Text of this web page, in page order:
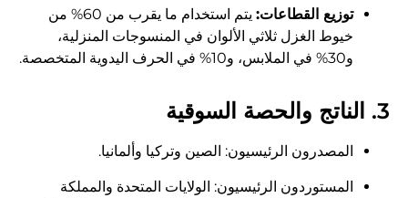
توزيع القطاعات:
يتم استخدام ما يقرب من 60% من
خيوط الغزل ثلاثي الألوان في المنسوجات المنزلية،
و30% في الملابس، و10% في الحرف اليدوية المتخصصة.
3. الناتج والحصة السوقية
المصدرون الرئيسيون: الصين وتركيا وألمانيا.
المستوردون الرئيسيون: الولايات المتحدة والمملكة